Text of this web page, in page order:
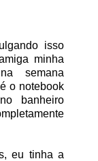
isso
minha
semana
o notebook
banheiro
eu tinha a